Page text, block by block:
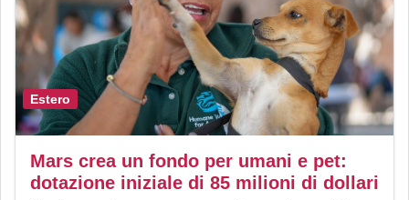
Estero
Mars crea un fondo per umani e pet:
dotazione iniziale di 85 milioni di dollari